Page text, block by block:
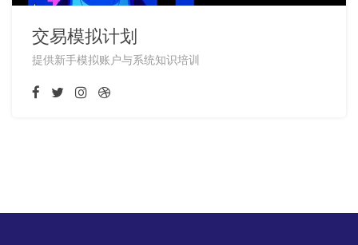
交易模拟计划
提供新手模拟账户与系统知识培训